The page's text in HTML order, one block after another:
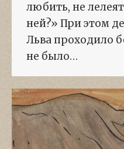
любить, не
ней?» При этом
Льва проходило
не было…